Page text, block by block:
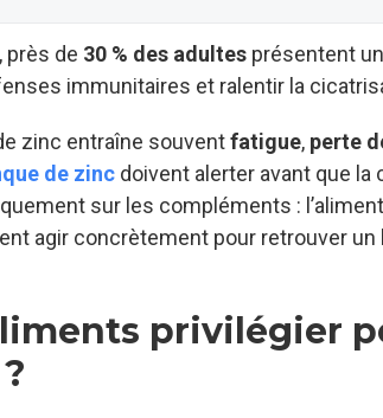
, près de 30 % des adultes présentent
immunitaires et ralentir la
zinc entraîne souventfatigue, perte
de zinc doivent alerter avant que la
sur les compléments :
agir concrètement pour retrouver un
privilégier